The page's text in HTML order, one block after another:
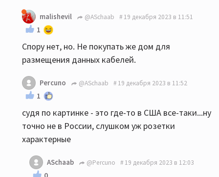
malishevil @ASchaab 19 декабря 2023 в 11:51
1
Спору нет, но. Не покупать же дом для
размещения данных кабелей.
Percuno @ASchaab 19 декабря 2023 в 11:52
1
судя по картинке - это где-то в США все-таки...ну
точно не в России, слушком уж розетки
характерные
ASchaab @Percuno 19 декабря 2023 в 12:03
0